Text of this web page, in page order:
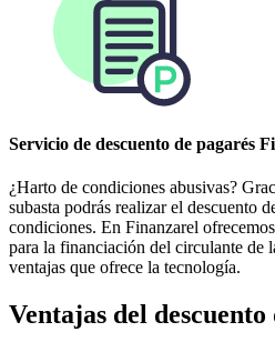
Servicio de descuento de pagarés
¿Harto de condiciones abusivas?
subasta podrás realizar el descuento
condiciones. En Finanzarel
para la financiación del circulante de
ventajas que ofrece la tecnología.
Ventajas del descuento